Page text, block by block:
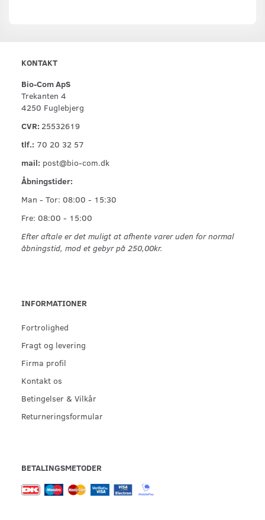
KONTAKT
Bio-Com ApS
Trekanten 4
4250 Fuglebjerg
CVR: 25532619
tlf.: 70 20 32 57
mail: post@bio-com.dk
Åbningstider:
Man - Tor: 08:00 - 15:30
Fre: 08:00 - 15:00
Efter aftale er det muligt at afhente varer uden for normal
åbningstid, mod et gebyr på 250,00kr.
INFORMATIONER
Fortrolighed
Fragt og levering
Firma profil
Kontakt os
Betingelser & Vilkår
Returneringsformular
BETALINGSMETODER